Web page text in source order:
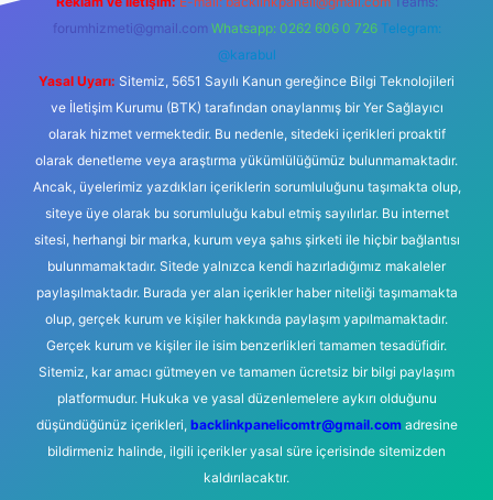
forumhizmeti@gmail.com Whatsapp: 0262 606 0 726 Telegram:
@karabul
Yasal Uyarı: Sitemiz, 5651 Sayılı Kanun gereğince Bilgi Teknolojileri
ve İletişim Kurumu (BTK) tarafından onaylanmış bir Yer Sağlayıcı
olarak hizmet vermektedir. Bu nedenle, sitedeki içerikleri proaktif
olarak denetleme veya araştırma yükümlülüğümüz bulunmamaktadır.
Ancak, üyelerimiz yazdıkları içeriklerin sorumluluğunu taşımakta olup,
siteye üye olarak bu sorumluluğu kabul etmiş sayılırlar. Bu internet
sitesi, herhangi bir marka, kurum veya şahıs şirketi ile hiçbir bağlantısı
bulunmamaktadır. Sitede yalnızca kendi hazırladığımız makaleler
paylaşılmaktadır. Burada yer alan içerikler haber niteliği taşımamakta
olup, gerçek kurum ve kişiler hakkında paylaşım yapılmamaktadır.
Gerçek kurum ve kişiler ile isim benzerlikleri tamamen tesadüfidir.
Sitemiz, kar amacı gütmeyen ve tamamen ücretsiz bir bilgi paylaşım
platformudur. Hukuka ve yasal düzenlemelere aykırı olduğunu
düşündüğünüz içerikleri, backlinkpanelicomtr@gmail.comadresine
bildirmeniz halinde, ilgili içerikler yasal süre içerisinde sitemizden
kaldırılacaktır.